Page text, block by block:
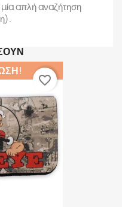
απλή αναζήτηση
favorite_border